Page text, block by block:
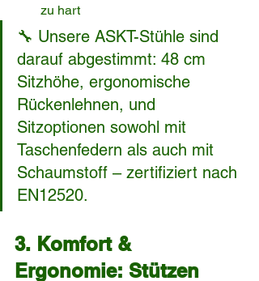
zu hart
🔧 Unsere ASKT-Stühle sind
darauf abgestimmt: 48 cm
Sitzhöhe, ergonomische
Rückenlehnen, und
Sitzoptionen sowohl mit
Taschenfedern als auch mit
Schaumstoff – zertifiziert nach
EN12520.
3. Komfort &
Ergonomie: Stützen